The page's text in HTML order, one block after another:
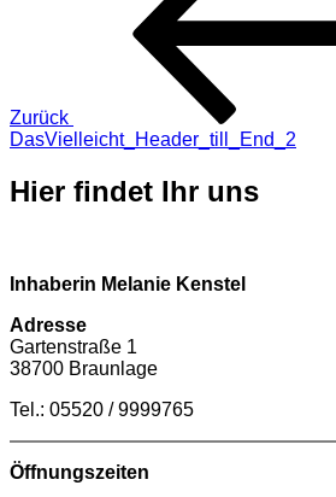
Zurück
DasVielleicht_Header_till_End_2
Hier findet Ihr uns
Inhaberin Melanie Kenstel
Adresse
Gartenstraße 1
38700 Braunlage
Tel.: 05520 / 9999765
Öffnungszeiten